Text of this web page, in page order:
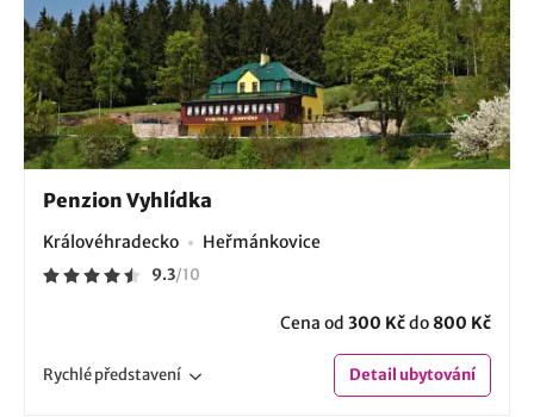
Penzion Vyhlídka
Královéhradecko Heřmánkovice
9.3/10
Cena od 300 Kčdo 800 Kč
Rychlépředstavení Detailubytování